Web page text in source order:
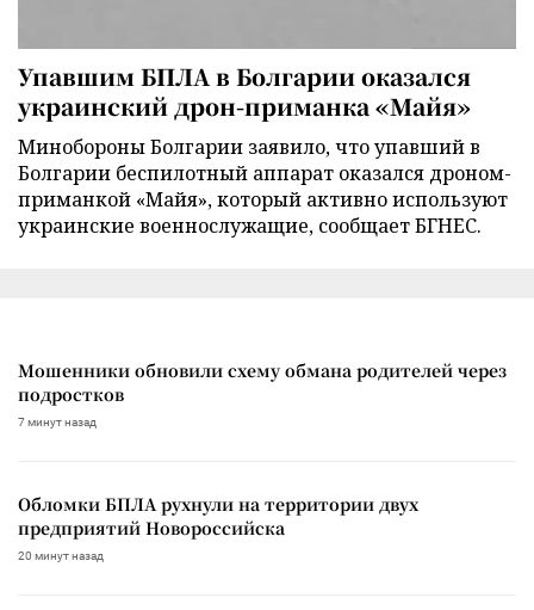
Упавшим БПЛА в Болгарии оказался
украинский дрон-приманка «Майя»
Минобороны Болгарии заявило, что упавший в
Болгарии беспилотный аппарат оказался дроном-
приманкой «Майя», который активно используют
украинские военнослужащие, сообщает БГНЕС.
Мошенники обновили схему обмана родителей через
подростков
7 минут назад
Обломки БПЛА рухнули на территории двух
предприятий Новороссийска
20 минут назад